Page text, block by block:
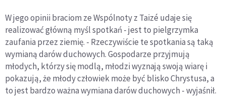
W jego opinii braciom ze Wspólnoty z Taizé udaje się
realizować główną myśl spotkań - jest to pielgrzymka
zaufania przez ziemię. - Rzeczywiście te spotkania są taką
wymianą darów duchowych. Gospodarze przyjmują
młodych, którzy się modlą, młodzi wyznają swoją wiarę i
pokazują, że młody człowiek może być blisko Chrystusa, a
to jest bardzo ważna wymiana darów duchowych - wyjaśnił.